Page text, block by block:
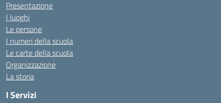
Presentazione
I luoghi
Le persone
I numeri della scuola
Le carte della scuola
Organizzazione
La storia
I Servizi